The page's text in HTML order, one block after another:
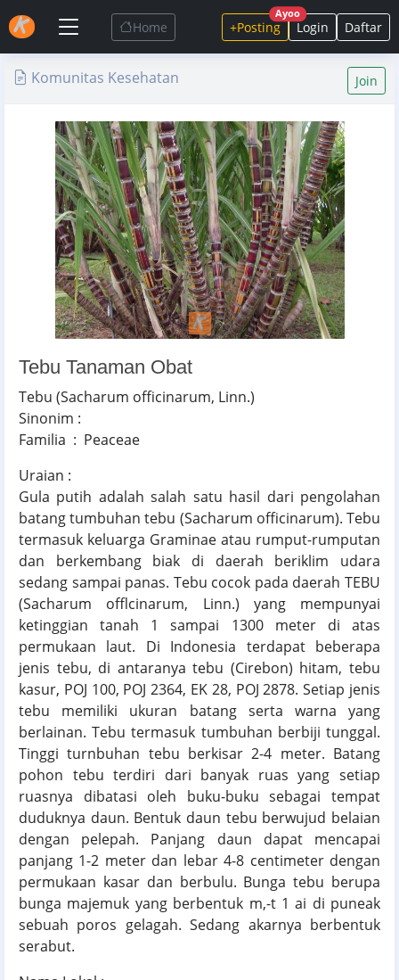
Home +Posting
Ayoo
Login Daftar
Komunitas Kesehatan Join
Tebu Tanaman Obat
Tebu (Sacharum officinarum, Linn.)
Sinonim :
Familia : Peaceae
Uraian :
Gula putih adalah salah satu hasil dari pengolahan
batang tumbuhan tebu (Sacharum officinarum). Tebu
termasuk keluarga Graminae atau rumput-rumputan
dan berkembang biak di daerah beriklim udara
sedang sampai panas. Tebu cocok pada daerah TEBU
(Sacharum offlcinarum, Linn.) yang mempunyai
ketinggian tanah 1 sampai 1300 meter di atas
permukaan laut. Di Indonesia terdapat beberapa
jenis tebu, di antaranya tebu (Cirebon) hitam, tebu
kasur, POJ 100, POJ 2364, EK 28, POJ 2878. Setiap jenis
tebu memiliki ukuran batang serta warna yang
berlainan. Tebu termasuk tumbuhan berbiji tunggal.
Tinggi turnbuhan tebu berkisar 2-4 meter. Batang
pohon tebu terdiri dari banyak ruas yang setiap
ruasnya dibatasi oleh buku-buku sebagai tempat
duduknya daun. Bentuk daun tebu berwujud belaian
dengan pelepah. Panjang daun dapat mencapai
panjang 1-2 meter dan lebar 4-8 centimeter dengan
permukaan kasar dan berbulu. Bunga tebu berupa
bunga majemuk yang berbentuk m,-t 1 ai di puneak
sebuah poros gelagah. Sedang akarnya berbentuk
serabut.